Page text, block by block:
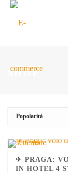
SHOP
✈ PRAGA:
IN HOTEL 4